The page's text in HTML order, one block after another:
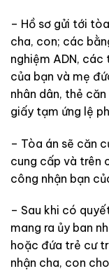
– Hồ sơ gửi tới
cha, con; các
nghiệm ADN, các
của bạn và mẹ
nhân dân, thẻ
giấy tạm ứng lệ
– Tòa án sẽ căn
cung cấp và trên
công nhận bạn
– Sau khi có
mang ra ủy ban
hoặc đứa trẻ cư
nhận cha, con